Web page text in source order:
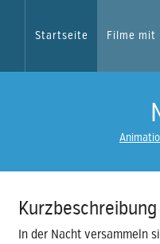
Startseite Filme mit
Kurzbeschreibung
In der Nacht versammeln